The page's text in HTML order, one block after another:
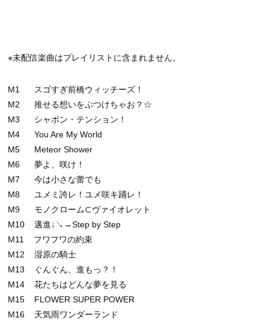
※未配信楽曲はプレイリストに含まれません。
M1 スゴすぎ前橋ウィッチーズ！
M2 推せる想いをぶつけちゃお？☆
M3 シャボン・テンション！
M4 You Are My World
M5 Meteor Shower
M6 夢よ、咲け！
M7 今は小さな蕾でも
M8 ユメミ誇レ！ユメ咲キ踊レ！
M9 モノクローム⊂ヴァイオレット
M10 邁進↓↘→Step by Step
M11 フワフワの約束
M12 湿原の騎士
M13 ぐんぐん、進もっ？！
M14 花たちはどんな夢を見る
M15 FLOWER SUPER POWER
M16 天気雨ワンダーランド